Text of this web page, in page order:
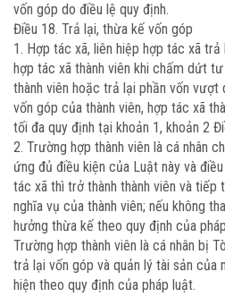
vốn góp do điều lệ quy định.
Điều 18. Trả lại, thừa kế vốn góp
1. Hợp tác xã, liên hiệp hợp tác xã
hợp tác xã thành viên khi chấm dứt
thành viên hoặc trả lại phần vốn
vốn góp của thành viên, hợp tác xã
tối đa quy định tại khoản 1, khoản 2
2. Trường hợp thành viên là cá nhân
ứng đủ điều kiện của Luật này và
tác xã thì trở thành thành viên và tiếp
nghĩa vụ của thành viên; nếu không
hưởng thừa kế theo quy định của
Trường hợp thành viên là cá nhân bị
trả lại vốn góp và quản lý tài sản
hiện theo quy định của pháp luật.